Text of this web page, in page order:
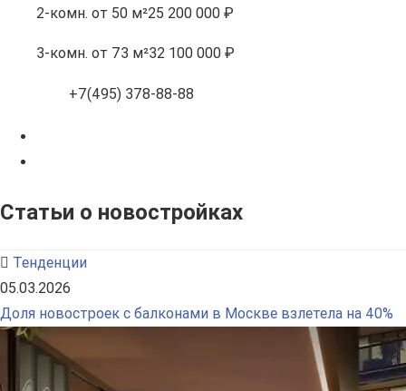
2-комн. от 50 м²25 200 000 ₽
3-комн. от 73 м²32 100 000 ₽
+7(495) 378-88-88
Статьи о новостройках
Тенденции
05.03.2026
Доля новостроек с балконами в Москве взлетела на 40%